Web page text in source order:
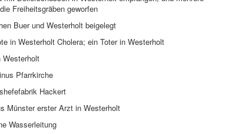
Freiheitsgräben geworfen
Buer und Westerholt beigelegt
in Westerholt Cholera; ein Toter in Westerholt
Westerholt
Pfarrkirche
Hackert
Münster erster Arzt in Westerholt
Wasserleitung